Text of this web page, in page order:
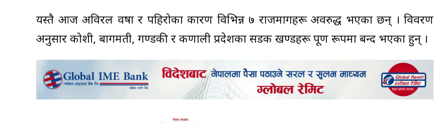
यस्तै आज अविरल वर्षा र पहिरोका कारण विभिन्न ७ राजमार्गहरू अवरुद्ध भएका छन् । विवरण
अनुसार कोशी, बागमती, गण्डकी र कर्णाली प्रदेशका सडक खण्डहरू पूर्ण रूपमा बन्द भएका हुन् ।